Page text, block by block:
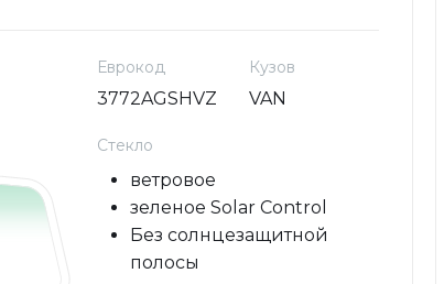
Еврокод
3772AGSHVZ
Кузов
VAN
Стекло
ветровое
зеленое Solar Control
Без солнцезащитной
полосы